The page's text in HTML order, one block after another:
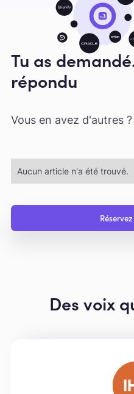
Tu as
répondu
Vous en avez d'autres ?
Aucun article n'a été trouvé.
Des voix